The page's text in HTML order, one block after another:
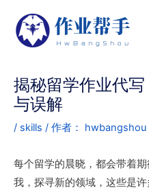
揭秘留学作业代
与误解
/ skills / 作者： hwbangshou
每个留学的晨晓，都会带着
我，探寻新的领域，这些是